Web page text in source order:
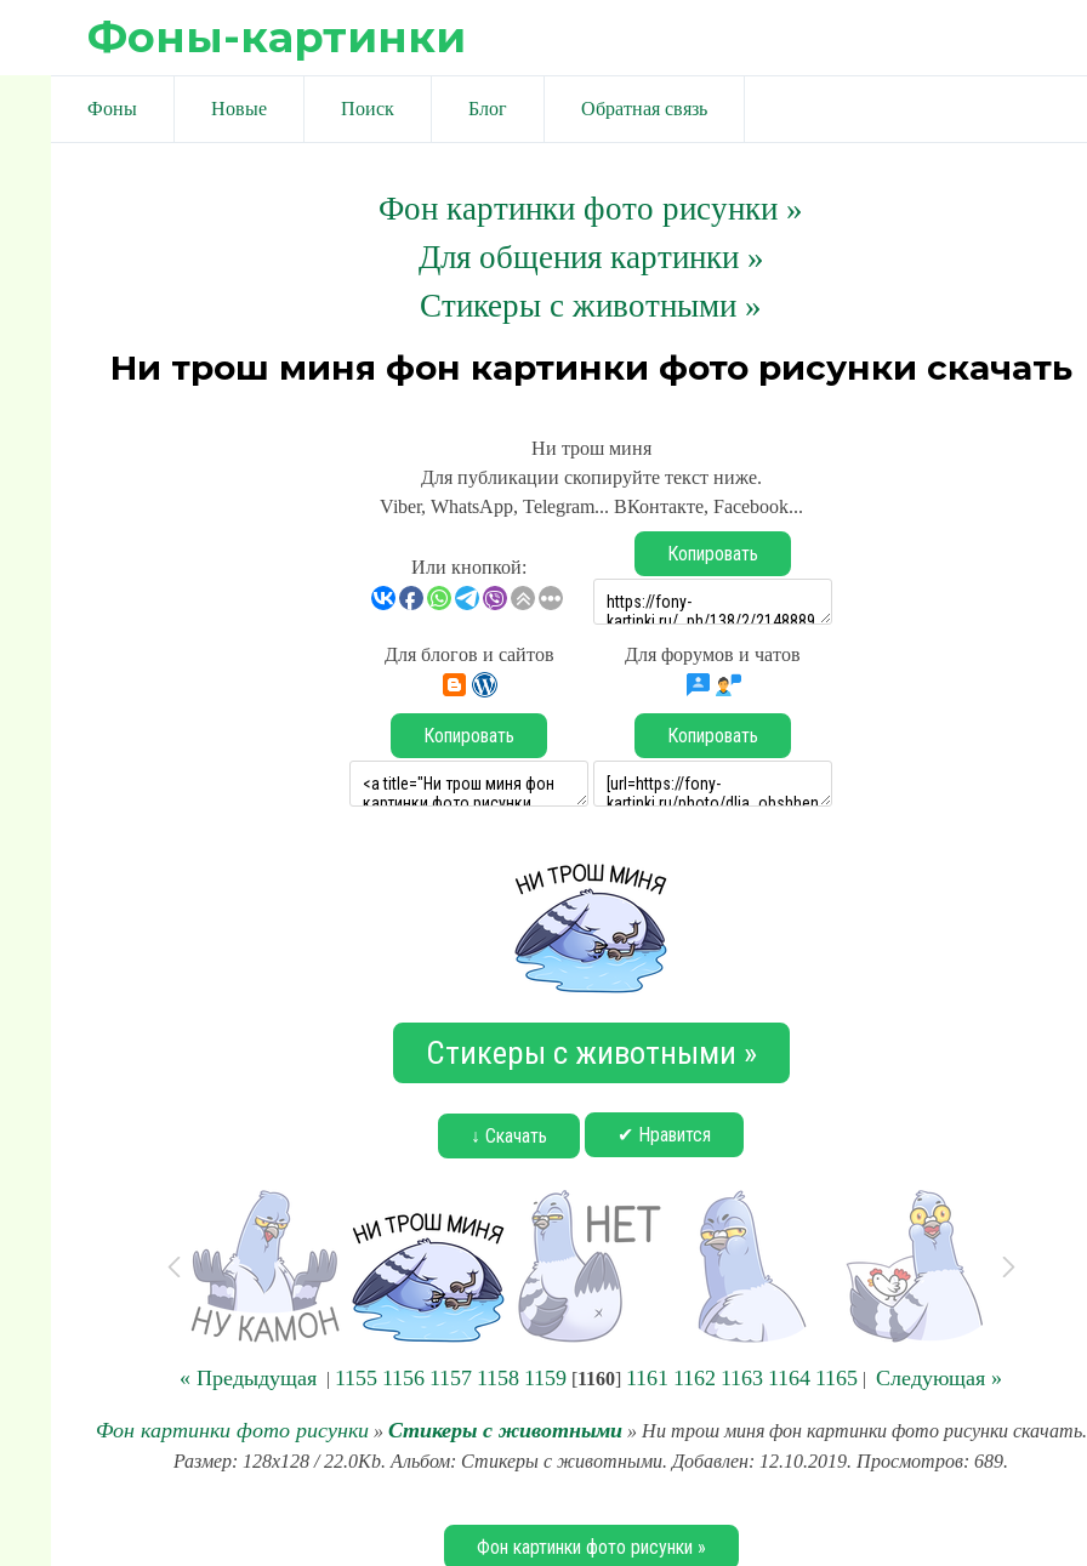
Фоны-картинки
Фоны Новые Поиск Блог Обратная связь
Фон картинки фото рисунки »
Для общения картинки »
Стикеры с животными »
Ни трош миня фон картинки фото рисунки скачать
Ни трош миня
Для публикации скопируйте текст ниже.
Viber, WhatsApp, Telegram... ВКонтакте, Facebook...
Или кнопкой:
Копировать
Для блогов и сайтов Для форумов и чатов
Копировать Копировать
Стикеры с животными »
↓ Скачать ✔ Нравится
« Предыдущая | 1155 1156 1157 1158 1159 [1160] 1161 1162 1163 1164 1165 | Следующая »
Фон картинки фото рисунки» Стикеры с животными» Ни трош миня фон картинки фото рисунки скачать.
Размер: 128x128 / 22.0Kb. Альбом: Стикеры с животными. Добавлен: 12.10.2019. Просмотров: 689.
Фон картинки фото рисунки »